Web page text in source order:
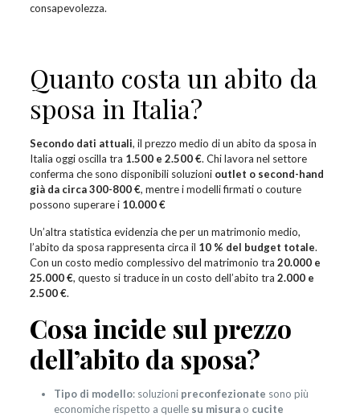
consapevolezza.
Quanto costa un abito da
sposa in Italia?
Secondo dati attuali, il prezzo medio di un abito da sposa in
Italia oggi oscilla tra 1.500 e 2.500 €. Chi lavora nel settore
conferma che sono disponibili soluzioni outlet o second-hand
già da circa 300-800 €, mentre i modelli firmati o couture
possono superare i 10.000 €
Un’altra statistica evidenzia che per un matrimonio medio,
l’abito da sposa rappresenta circa il 10 % del budget totale.
Con un costo medio complessivo del matrimonio tra 20.000 e
25.000 €, questo si traduce in un costo dell’abito tra 2.000 e
2.500 €.
Cosa incide sul prezzo
dell’abito da sposa?
Tipo di modello: soluzioni preconfezionate sono più
economiche rispetto a quelle su misurao cucite